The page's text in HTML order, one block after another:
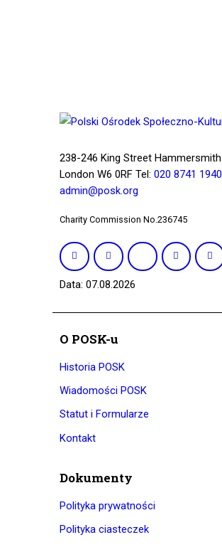
238-246 King Street Hammersmith
London W6 0RF Tel: 020 8741 1940
admin@posk.org
Charity Commission No.236745
Data: 07.08.2026
O POSK-u
Historia POSK
Wiadomości POSK
Statut i Formularze
Kontakt
Dokumenty
Polityka prywatności
Polityka ciasteczek